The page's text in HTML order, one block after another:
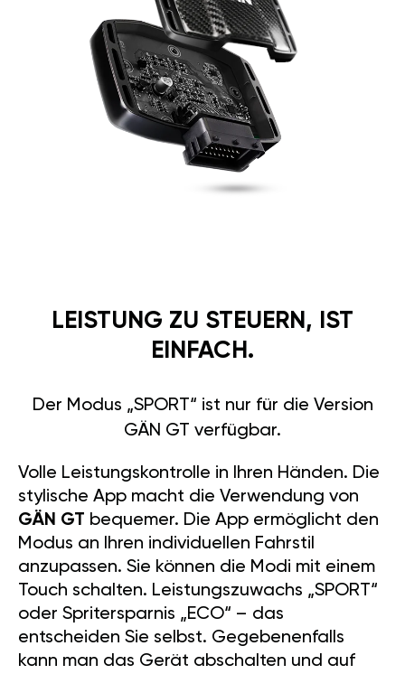
LEISTUNG ZU STEUERN, IST
EINFACH.
Der Modus „SPORT“ ist nur für die Version
GÄN GT verfügbar.
Volle Leistungskontrolle in Ihren Händen. Die
stylische App macht die Verwendung von
GÄN GT bequemer. Die App ermöglicht den
Modus an Ihren individuellen Fahrstil
anzupassen. Sie können die Modi mit einem
Touch schalten. Leistungszuwachs „SPORT“
oder Spritersparnis „ECO“ – das
entscheiden Sie selbst. Gegebenenfalls
kann man das Gerät abschalten und auf